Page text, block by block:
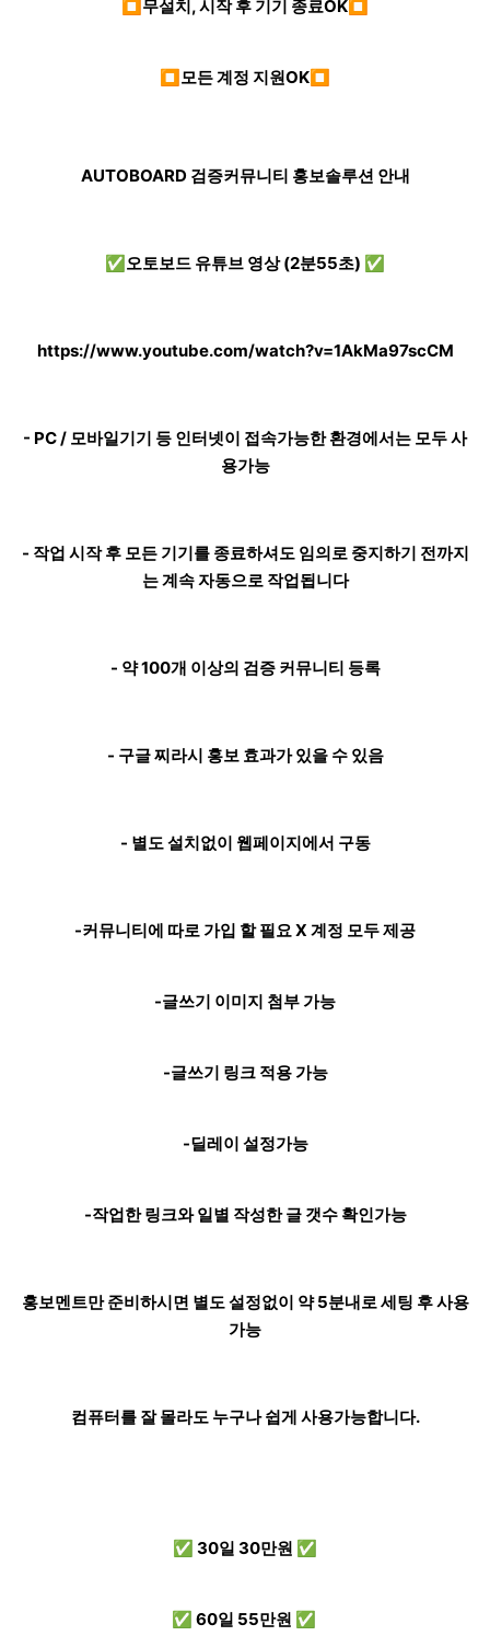
⏹무설치, 시작 후 기기 종료OK⏹
⏹모든 계정 지원OK⏹
AUTOBOARD 검증커뮤니티 홍보솔루션 안내
✅오토보드 유튜브 영상 (2분55초) ✅
https://www.youtube.com/watch?v=1AkMa97scCM
- PC / 모바일기기 등 인터넷이 접속가능한 환경에서는 모두 사
용가능
- 작업 시작 후 모든 기기를 종료하셔도 임의로 중지하기 전까지
는 계속 자동으로 작업됩니다
- 약 100개 이상의 검증 커뮤니티 등록
- 구글 찌라시 홍보 효과가 있을 수 있음
- 별도 설치없이 웹페이지에서 구동
-커뮤니티에 따로 가입 할 필요 X 계정 모두 제공
-글쓰기 이미지 첨부 가능
-글쓰기 링크 적용 가능
-딜레이 설정가능
-작업한 링크와 일별 작성한 글 갯수 확인가능
홍보멘트만 준비하시면 별도 설정없이 약 5분내로 세팅 후 사용
가능
컴퓨터를 잘 몰라도 누구나 쉽게 사용가능합니다.
✅ 30일 30만원 ✅
✅ 60일 55만원 ✅